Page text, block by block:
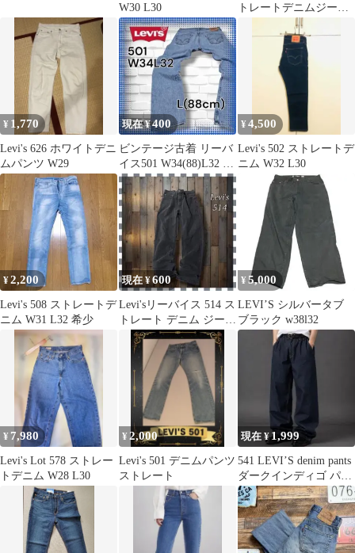
W30 L30
トレートデニムジーン
¥ 1,770
Levi's 626 ホワイトデニ
ムパンツ W29
現在 ¥400
ビンテージ古着 リーバ
イス501 W34(88)L32 フ
ェードアメカジ 汚れ有
¥4,500
Levi's 502 ストレートデ
ニム W32 L30
¥2,200
Levi's 508 ストレートデ
ニム W31 L32 希少
現在 ¥600
Levi'sリーバイス 514 ス
トレート デニム ジーン
ズW34総丈103cm
¥ 5,000
LEVI’S シルバータブ
ブラック w38l32
¥ 7,980
Levi's Lot 578 ストレー
トデニム W28 L30
¥ 2,000
Levi's 501 デニムパンツ
ストレート
現在 ¥1,999
541 LEVI’S denim pants
ダークインディゴ パン
ツ W42